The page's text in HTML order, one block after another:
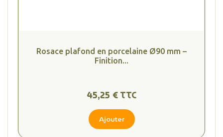
Rosace plafond en porcelaine Ø90 mm –
Finition...
45,25 € TTC
Ajouter